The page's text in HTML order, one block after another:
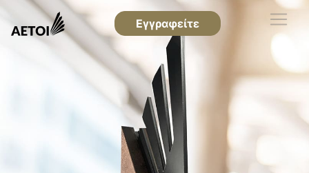
Εγγραφείτε